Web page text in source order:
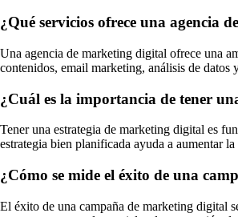
¿Qué servicios ofrece una agencia
Una agencia de marketing digital ofrece una
contenidos, email marketing, análisis de datos
¿Cuál es la importancia de tener
Tener una estrategia de marketing digital es
estrategia bien planificada ayuda a aumentar
¿Cómo se mide el éxito de una
El éxito de una campaña de marketing digital